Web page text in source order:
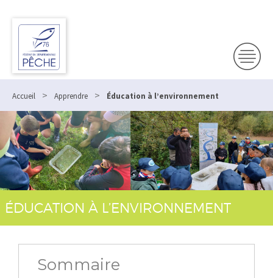
Accueil > Apprendre > Éducation à l’environnement
ÉDUCATION À L’ENVIRONNEMENT
Sommaire